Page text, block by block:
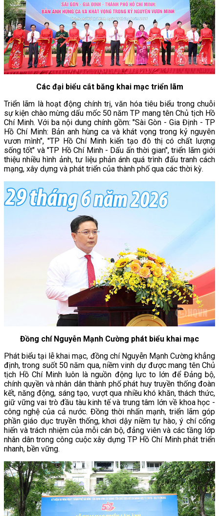
Các đại biểu cắt băng khai mạc triển lãm
Triển lãm là hoạt động chính trị, văn hóa tiêu biểu trong chuỗi
sự kiện chào mừng dấu mốc 50 năm TP mang tên Chủ tịch Hồ
Chí Minh. Với ba nội dung chính gồm: "Sài Gòn - Gia Định - TP
Hồ Chí Minh: Bản anh hùng ca và khát vọng trong kỷ nguyên
vươn mình", "TP Hồ Chí Minh kiến tạo đô thị có chất lượng
sống tốt" và "TP Hồ Chí Minh - Dấu ấn thời gian", triển lãm giới
thiệu nhiều hình ảnh, tư liệu phản ánh quá trình đấu tranh cách
mạng, xây dựng và phát triển của thành phố qua các thời kỳ.
Đồng chí Nguyễn Mạnh Cường phát biểu khai mạc
Phát biểu tại lễ khai mạc, đồng chí Nguyễn Mạnh Cường khẳng
định, trong suốt 50 năm qua, niềm vinh dự được mang tên Chủ
tịch Hồ Chí Minh luôn là nguồn động lực to lớn để Đảng bộ,
chính quyền và nhân dân thành phố phát huy truyền thống đoàn
kết, năng động, sáng tạo, vượt qua nhiều khó khăn, thách thức,
giữ vững vai trò đầu tàu kinh tế và trung tâm lớn về khoa học -
công nghệ của cả nước. Đồng thời nhấn mạnh, triển lãm góp
phần giáo dục truyền thống, khơi dậy niềm tự hào, ý chí cống
hiến và trách nhiệm của mỗi cán bộ, đảng viên và các tầng lớp
nhân dân trong công cuộc xây dựng TP Hồ Chí Minh phát triển
nhanh, bền vững.